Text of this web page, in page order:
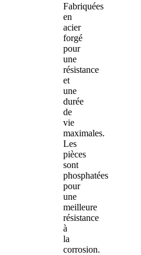
Fabriquées
en
acier
forgé
pour
une
résistance
et
une
durée
de
vie
maximales.
Les
pièces
sont
phosphatées
pour
une
meilleure
résistance
à
la
corrosion.